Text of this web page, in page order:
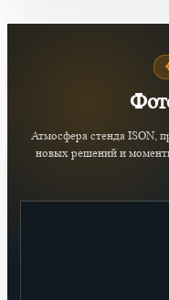
Атмосфера стенда ISON,
новых решений и